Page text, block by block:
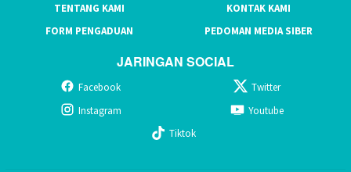
TENTANG KAMI
KONTAK KAMI
FORM PENGADUAN
PEDOMAN MEDIA SIBER
JARINGAN SOCIAL
Facebook
Twitter
Instagram
Youtube
Tiktok